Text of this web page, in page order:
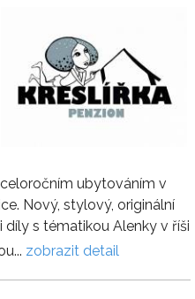
ubytováním v
Nový, stylový, originální
s tématikou Alenky v říši
zobrazit detail